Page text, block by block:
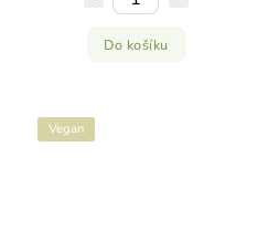
Do košíku
Vegan